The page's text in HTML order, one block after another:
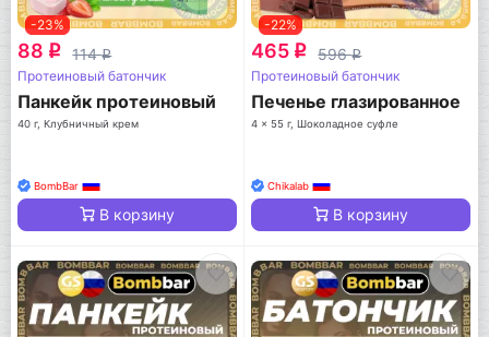
-23%
88 q 114q
Протеиновый батончик
Панкейк протеиновый
40 г, Клубничный крем
BombBar
В корзину
-22%
465 q 596q
Протеиновый батончик
Печенье глазированное
4 x 55 г, Шоколадное суфле
Chikalab
В корзину